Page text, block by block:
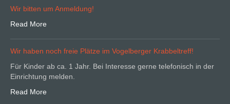
Wir bitten um Anmeldung!
Read More
Wir haben noch freie Plätze im Vogelberger Krabbeltreff!
Für Kinder ab ca. 1 Jahr. Bei Interesse gerne telefonisch in der
Einrichtung melden.
Read More